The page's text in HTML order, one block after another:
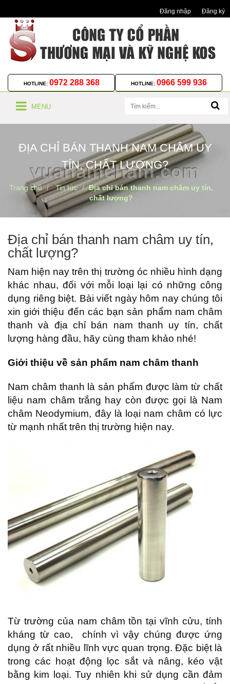
Đăng nhập Đăng ký
HOTLINE: 0972 288 368 HOTLINE: 0966 599 936
MENU
ĐỊA CHỈ BÁN THANH NAM CHÂM UY
TÍN, CHẤT LƯỢNG?
Trang chủ Tin tức
Địa chỉ bán thanh nam châm uy tín,
chất lượng?
Địa chỉ bán thanh nam châm uy tín,
chất lượng?
Nam hiện nay trên thị trường óc nhiều hình dạng
khác nhau, đối với mỗi loại lại có những công
dụng riêng biệt. Bài viết ngày hôm nay chúng tôi
xin giới thiệu đến các bạn sản phẩm nam châm
thanh và địa chỉ bán nam thanh uy tín, chất
lượng hàng đầu, hãy cùng tham khảo nhé!
Giới thiệu về sản phẩm nam châm thanh
Nam châm thanh là sản phẩm được làm từ chất
liệu nam châm trắng hay còn được gọi là Nam
châm Neodymium, đây là loại nam châm có lực
từ mạnh nhất trên thị trường hiện nay.
Từ trường của nam châm tồn tại vĩnh cửu, tính
kháng từ cao, chính vì vậy chúng được ứng
dụng ở rất nhiều lĩnh vực quan trọng. Đặc biệt là
trong các hoạt động lọc sắt và nâng, kéo vật
bằng kim loại. Tuy nhiên khi sử dụng cần đảm